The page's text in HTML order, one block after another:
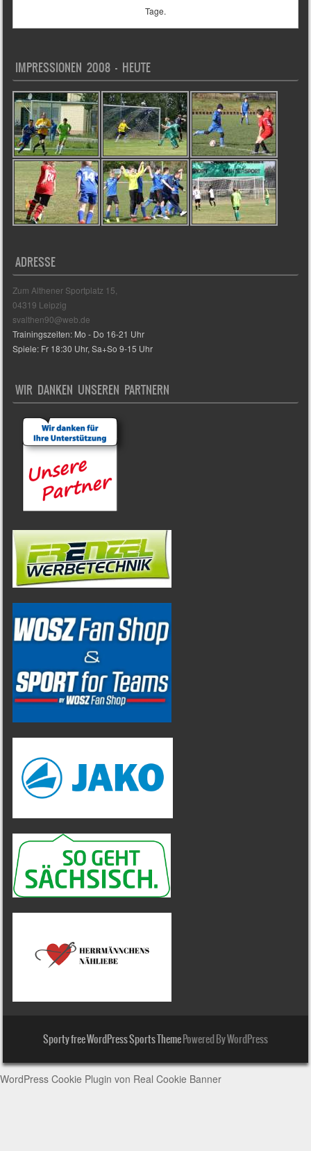
Tage.
IMPRESSIONEN 2008 – HEUTE
ADRESSE
Zum Althener Sportplatz 15,
04319 Leipzig
svalthen90@web.de
Trainingszeiten: Mo - Do 16-21 Uhr
Spiele: Fr 18:30 Uhr, Sa+So 9-15 Uhr
WIR DANKEN UNSEREN PARTNERN
Sporty free WordPress Sports ThemePowered By WordPress
WordPress Cookie Plugin von Real Cookie Banner